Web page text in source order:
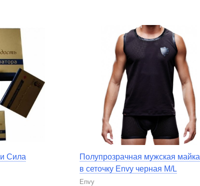
Сила
Полупрозрачная мужская майка
в сеточку Envy черная M/L
Envy